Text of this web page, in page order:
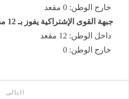
خارج الوطن: 0 مقعد
جبهة القوى الإشتراكية يفوز بـ 12 مقعد
داخل الوطن: 12 مقعد
خارج الوطن: 0
التالى